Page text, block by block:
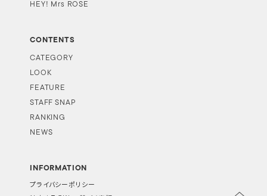
HEY! Mrs ROSE
CONTENTS
CATEGORY
LOOK
FEATURE
STAFF SNAP
RANKING
NEWS
INFORMATION
プライバシーポリシー